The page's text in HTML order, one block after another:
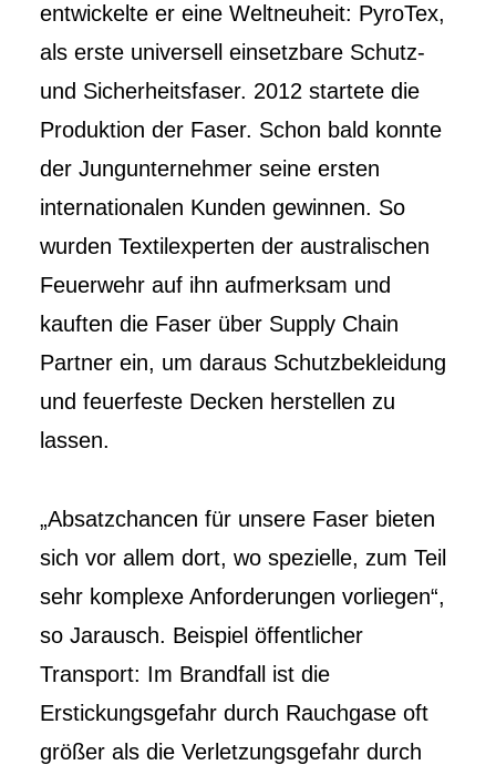
entwickelte er eine Weltneuheit: PyroTex,
als erste universell einsetzbare Schutz-
und Sicherheitsfaser. 2012 startete die
Produktion der Faser. Schon bald konnte
der Jungunternehmer seine ersten
internationalen Kunden gewinnen. So
wurden Textilexperten der australischen
Feuerwehr auf ihn aufmerksam und
kauften die Faser über Supply Chain
Partner ein, um daraus Schutzbekleidung
und feuerfeste Decken herstellen zu
lassen.
„Absatzchancen für unsere Faser bieten
sich vor allem dort, wo spezielle, zum Teil
sehr komplexe Anforderungen vorliegen“,
so Jarausch. Beispiel öffentlicher
Transport: Im Brandfall ist die
Erstickungsgefahr durch Rauchgase oft
größer als die Verletzungsgefahr durch